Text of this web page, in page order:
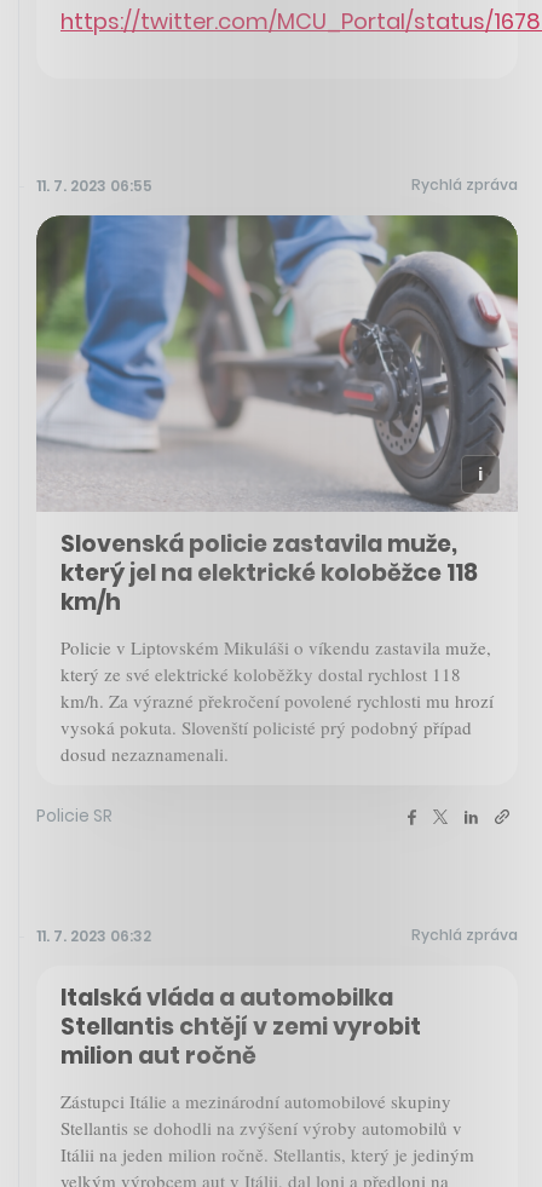
https://twitter.com/MCU_Portal/status/
11. 7. 2023 06:55 Rychlá zpráva
Slovenská policie zastavila muže,
který jel na elektrické koloběžce 118
km/h
Policie v Liptovském Mikuláši o víkendu zastavila muže,
který ze své elektrické koloběžky dostal rychlost 118
km/h. Za výrazné překročení povolené rychlosti mu hrozí
vysoká pokuta. Slovenští policisté prý podobný případ
dosud nezaznamenali.
Policie SR
11. 7. 2023 06:32 Rychlá zpráva
Italská vláda a automobilka
Stellantis chtějí v zemi vyrobit
milion aut ročně
Zástupci Itálie a mezinárodní automobilové skupiny
Stellantis se dohodli na zvýšení výroby automobilů v
Itálii na jeden milion ročně. Stellantis, který je jediným
velkým výrobcem aut v Itálii, dal loni a předloni na